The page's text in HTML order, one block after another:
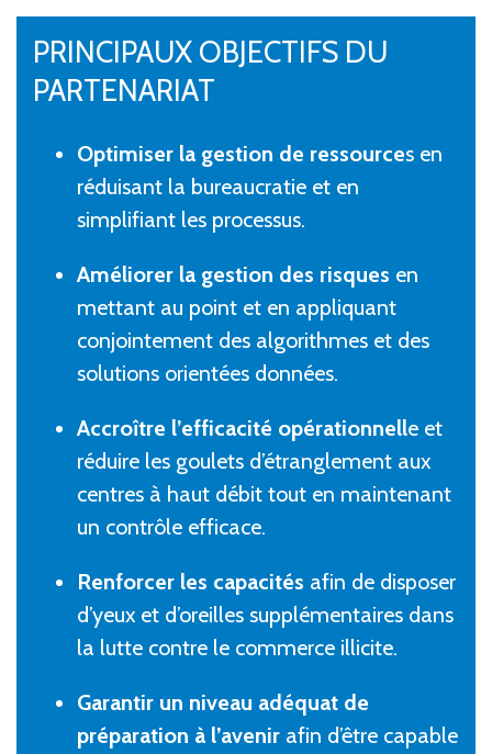
PRINCIPAUX OBJECTIFS DU
PARTENARIAT
Optimiser la gestion de ressources en
réduisant la bureaucratie et en
simplifiant les processus.
Améliorer la gestion des risques en
mettant au point et en appliquant
conjointement des algorithmes et des
solutions orientées données.
Accroître l’efficacité opérationnelle et
réduire les goulets d’étranglement aux
centres à haut débit tout en maintenant
un contrôle efficace.
Renforcer les capacités afin de disposer
d’yeux et d’oreilles supplémentaires dans
la lutte contre le commerce illicite.
Garantir un niveau adéquat de
préparation à l’avenir afin d’être capable